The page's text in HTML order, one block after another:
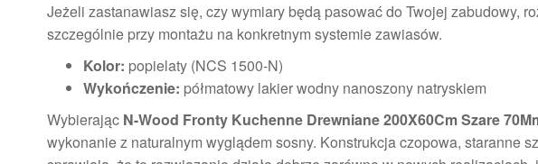
Jeżeli zastanawiasz się, czy wymiary będą pasować do Twojej zabudowy,
szczególnie przy montażu na konkretnym systemie zawiasów.
Kolor: popielaty (NCS 1500-N)
Wykończenie: półmatowy lakier wodny nanoszony natryskiem
Wybierając N-Wood Fronty Kuchenne Drewniane 200X60Cm Szare
wykonanie z naturalnym wyglądem sosny. Konstrukcja czopowa, staranne